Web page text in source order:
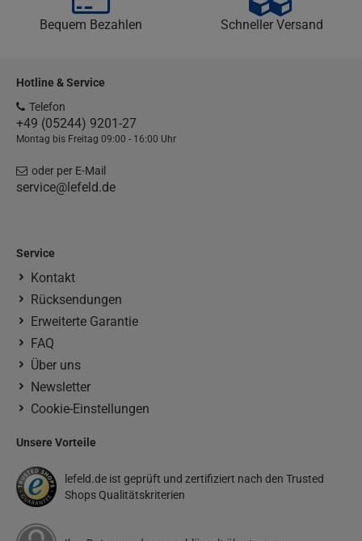
Bequem Bezahlen Schneller Versand
Hotline & Service
Telefon
+49 (05244) 9201-27
Montag bis Freitag 09:00 - 16:00 Uhr
oder per E-Mail
service@lefeld.de
Service
Kontakt
Rücksendungen
Erweiterte Garantie
FAQ
Über uns
Newsletter
Cookie-Einstellungen
Unsere Vorteile
lefeld.de ist geprüft und zertifiziert nach den Trusted
Shops Qualitätskriterien